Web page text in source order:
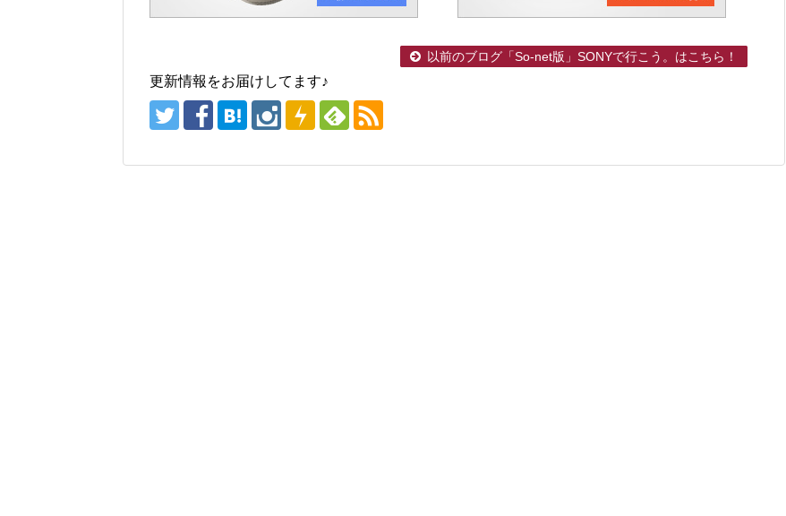
以前のブログ「So-net版」SONYで行こう。はこちら！
更新情報をお届けしてます♪